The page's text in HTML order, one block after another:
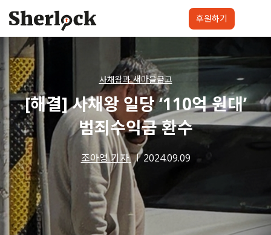
content
셜록요원 후원하기
후원하기
사채왕과 새마을금고
[해결] 사채왕 일당 ‘110억 원대’
범죄수익금 환수
조아영 기자 2024.09.09